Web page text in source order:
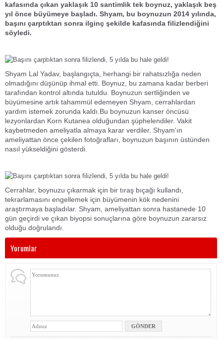
kafasında çıkan yaklaşık 10 santimlik tek boynuz, yaklaşık beş
yıl önce büyümeye başladı. Shyam, bu boynuzun 2014 yılında,
başını çarptıktan sonra ilginç şekilde kafasında filizlendiğini
söyledi.
Shyam Lal Yadav, başlangıçta, herhangi bir rahatsızlığa neden
olmadığını düşünüp ihmal etti. Boynuz, bu zamana kadar berberi
tarafından kontrol altında tutuldu. Boynuzun sertliğinden ve
büyümesine artık tahammül edemeyen Shyam, cerrahlardan
yardım istemek zorunda kaldı.Bu boynuzun kanser öncüsü
lezyonlardan Korn Kutanea olduğundan şüphelendiler. Vakit
kaybetmeden ameliyatla almaya karar verdiler. Shyam'ın
ameliyattan önce çekilen fotoğrafları, boynuzun başının üstünden
nasıl yükseldiğini gösterdi.
Cerrahlar, boynuzu çıkarmak için bir tıraş bıçağı kullandı,
tekrarlamasını engellemek için büyümenin kök nedenini
araştırmaya başladılar. Shyam, ameliyattan sonra hastanede 10
gün geçirdi ve çıkan biyopsi sonuçlarına göre boynuzun zararsız
olduğu doğrulandı.
Yorumlar